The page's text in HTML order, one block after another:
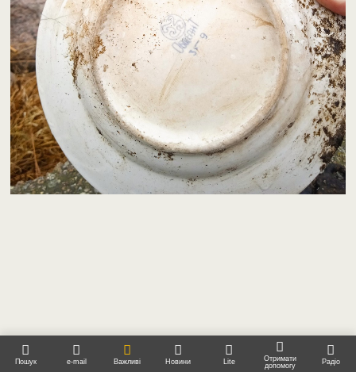
Пошук e-mail Важливі Новини Lite
Отримати
допомогу
Радіо